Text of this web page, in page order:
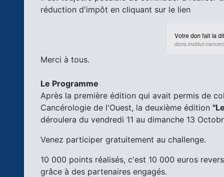
réduction d'impôt en cliquant sur le lien
Merci à tous.
Le Programme
Après la première édition qui avait permis de
Cancérologie de l'Ouest, la deuxième édition
déroulera du vendredi 11 au dimanche 13
Venez participer gratuitement au challenge.
10 000 points réalisés, c'est 10 000 euros
grâce à des partenaires engagés.